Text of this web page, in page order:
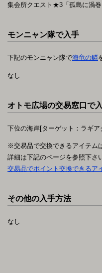
集会所クエスト★3「孤島に渦
モンニャン隊で入手
下記のモンニャン隊で海竜の鱗
なし
オトモ広場の交易窓口で
下位の海岸[ターゲット：ラギア
※交易品で交換できるアイテム
詳細は下記のページを参照下さ
交易品でポイント交換できるア
その他の入手方法
なし